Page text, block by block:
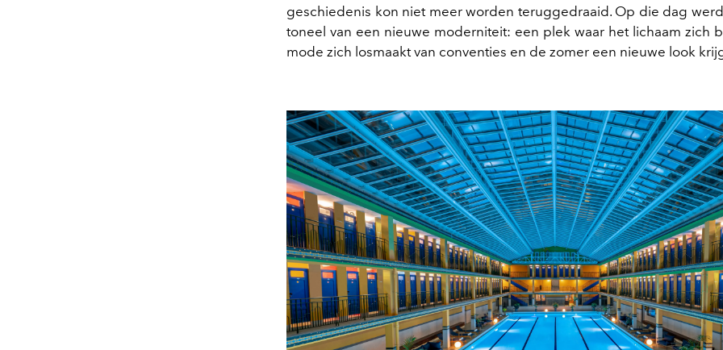
geschiedenis kon niet meer worden teruggedraaid. Op die dag
toneel van een nieuwe moderniteit: een plek waar het lichaam zich
mode zich losmaakt van conventies en de zomer een nieuwe look